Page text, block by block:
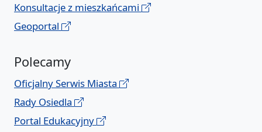
Konsultacje z mieszkańcami
Geoportal
Polecamy
Oficjalny Serwis Miasta
Rady Osiedla
Portal Edukacyjny